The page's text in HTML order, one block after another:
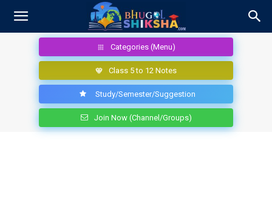
Categories (Menu)
Class 5 to 12 Notes
Study/Semester/Suggestion
Join Now (Channel/Groups)